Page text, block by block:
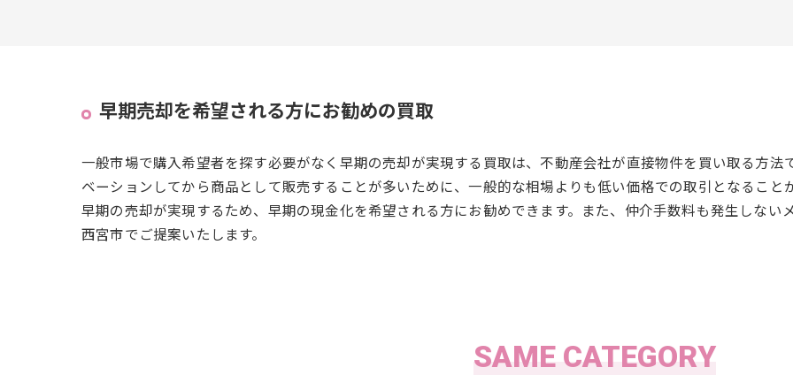
早期売却を希望される方にお勧めの買取
一般市場で購入希望者を探す必要がなく早期の売却が実現する買取は、不動産会社が直接物件を買い取る方法
ベーションしてから商品として販売することが多いために、一般的な相場よりも低い価格での取引となるこ
早期の売却が実現するため、早期の現金化を希望される方にお勧めできます。また、仲介手数料も発生しない
西宮市でご提案いたします。
SAME CATEGORY